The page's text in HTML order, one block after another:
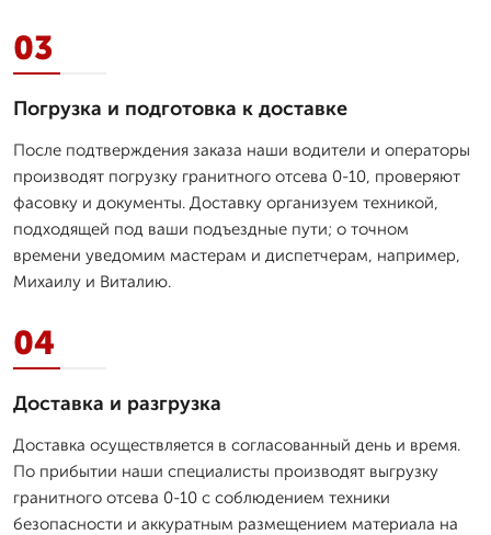
03
Погрузка и подготовка к доставке
После подтверждения заказа наши водители и операторы
производят погрузку гранитного отсевa 0-10, проверяют
фасовку и документы. Доставку организуем техникой,
подходящей под ваши подъездные пути; о точном
времени уведомим мастерам и диспетчерам, например,
Михаилу и Виталию.
04
Доставка и разгрузка
Доставка осуществляется в согласованный день и время.
По прибытии наши специалисты производят выгрузку
гранитного отсевa 0-10 с соблюдением техники
безопасности и аккуратным размещением материала на